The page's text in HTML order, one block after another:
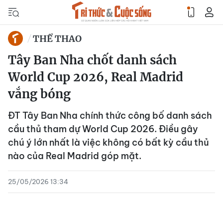
THỂ THAO
Tây Ban Nha chốt danh sách
World Cup 2026, Real Madrid
vắng bóng
ĐT Tây Ban Nha chính thức công bố danh sách
cầu thủ tham dự World Cup 2026. Điều gây
chú ý lớn nhất là việc không có bất kỳ cầu thủ
nào của Real Madrid góp mặt.
25/05/2026 13:34